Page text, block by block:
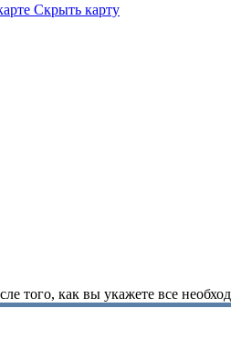
Скрыть карту
того, как вы укажете все